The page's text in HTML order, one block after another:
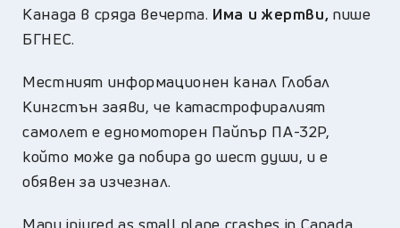
Канада в сряда вечерта. Има и жертви, пише
БГНЕС.
Местният информационен канал Глобал
Кингстън заяви, че катастрофиралият
самолет е едномоторен Пайпър ПА-32Р,
който може да побира до шест души, и е
обявен за изчезнал.
Many injured as small plane crashes in Canada